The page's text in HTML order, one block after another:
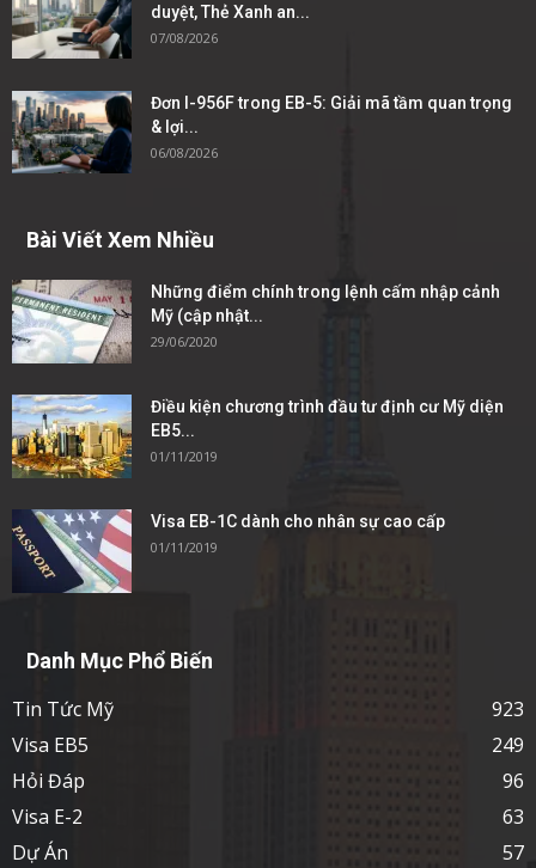
duyệt, Thẻ Xanh an...
07/08/2026
Đơn I-956F trong EB-5: Giải mã tầm quan trọng
& lợi...
06/08/2026
Bài Viết Xem Nhiều
Những điểm chính trong lệnh cấm nhập cảnh
Mỹ (cập nhật...
29/06/2020
Điều kiện chương trình đầu tư định cư Mỹ diện
EB5...
01/11/2019
Visa EB-1C dành cho nhân sự cao cấp
01/11/2019
Danh Mục Phổ Biến
Tin Tức Mỹ
923
Visa EB5
249
Hỏi Đáp
96
Visa E-2
63
Dự Án
57